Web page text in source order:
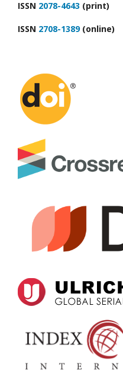
ІSSN 2078-4643 (print)
ІSSN 2708-1389(online)